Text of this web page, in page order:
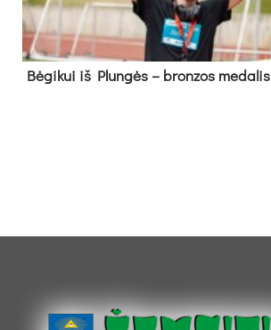
Bė­gi­kui iš Plun­gės – bron­zos me­da­lis